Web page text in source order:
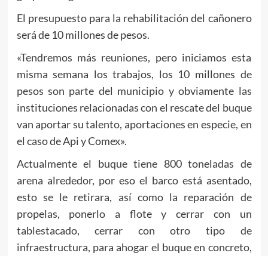
El presupuesto para la rehabilitación del cañonero
será de 10 millones de pesos.
«Tendremos más reuniones, pero iniciamos esta
misma semana los trabajos, los 10 millones de
pesos son parte del municipio y obviamente las
instituciones relacionadas con el rescate del buque
van aportar su talento, aportaciones en especie, en
el caso de Api y Comex».
Actualmente el buque tiene 800 toneladas de
arena alrededor, por eso el barco está asentado,
esto se le retirara, así como la reparación de
propelas, ponerlo a flote y cerrar con un
tablestacado, cerrar con otro tipo de
infraestructura, para ahogar el buque en concreto,